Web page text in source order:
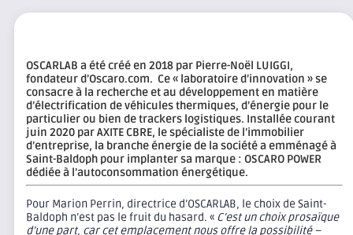
OSCARLAB a été créé en 2018 par Pierre-Noël LUIGGI,
fondateur d’Oscaro.com. Ce « laboratoire d’innovation » se
consacre à la recherche et au développement en matière
d’électrification de véhicules thermiques, d’énergie pour le
particulier ou bien de trackers logistiques. Installée courant
juin 2020 par AXITE CBRE, le spécialiste de l’immobilier
d’entreprise, la branche énergie de la société a emménagé à
Saint-Baldoph pour implanter sa marque : OSCARO POWER
dédiée à l’autoconsommation énergétique.
Pour Marion Perrin, directrice d’OSCARLAB, le choix de Saint-
Baldoph n’est pas le fruit du hasard. « C’est un choix prosaïque
d’une part, car cet emplacement nous offre la possibilité –